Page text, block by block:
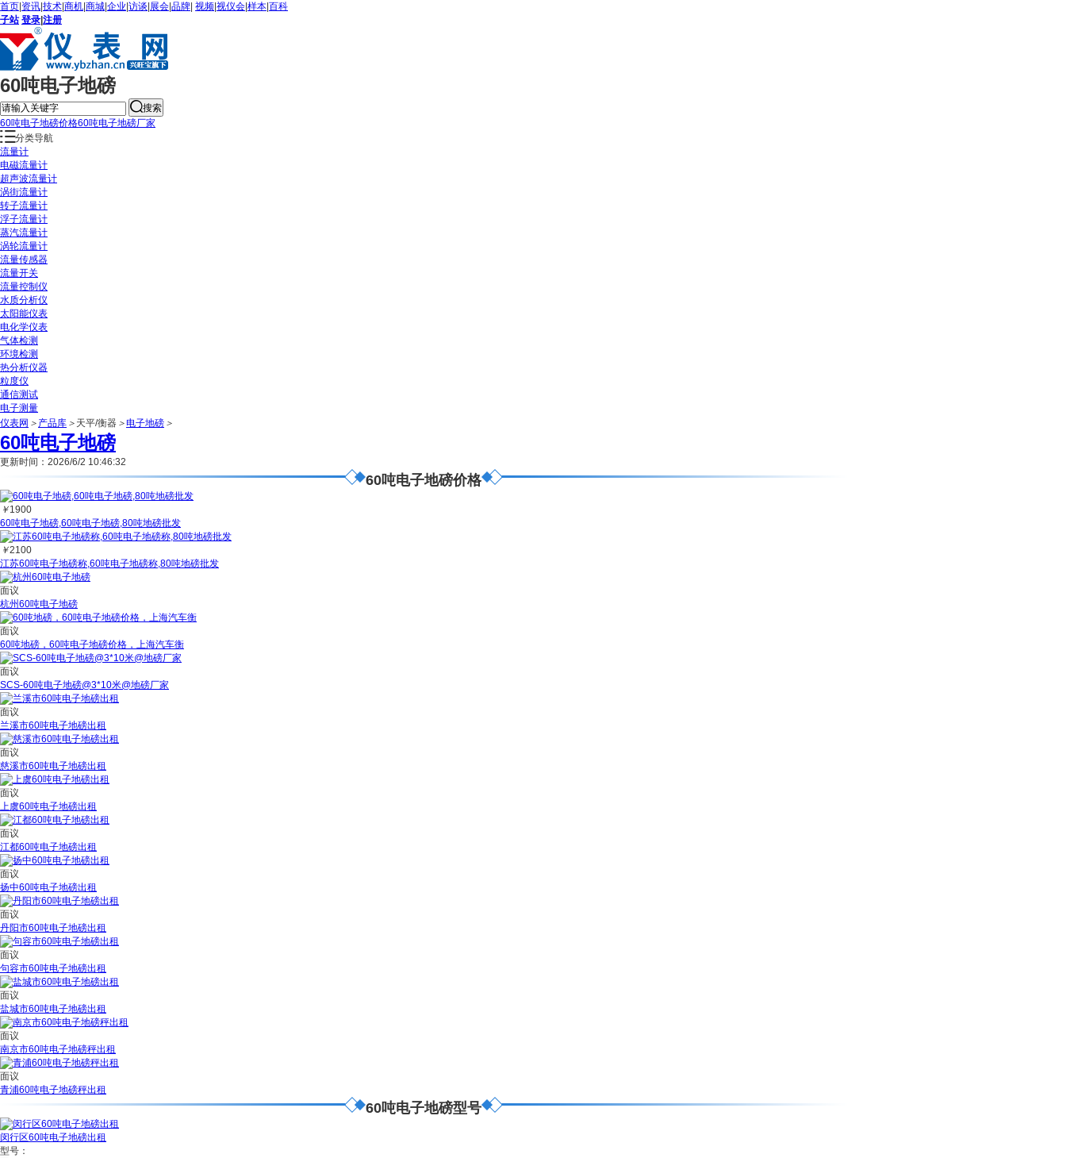
首页 资讯 技术 商机 商城 企业 访谈 展会 品牌 视频 视仪会 样本 百科
子站 登录 注册
60吨电子地磅
搜索
60吨电子地磅价格60吨电子地磅厂家
分类导航
流量计
电磁流量计
超声波流量计
涡街流量计
转子流量计
浮子流量计
蒸汽流量计
涡轮流量计
流量传感器
流量开关
流量控制仪
水质分析仪
太阳能仪表
电化学仪表
气体检测
环境检测
热分析仪器
粒度仪
通信测试
电子测量
仪表网 ＞ 产品库 ＞ 天平/衡器 ＞电子地磅 ＞
60吨电子地磅
更新时间：2026/6/2 10:46:32
60吨电子地磅价格
￥1900
60吨电子地磅,60吨电子地磅,80吨地磅批发
￥2100
江苏60吨电子地磅称,60吨电子地磅称,80吨地磅批发
面议
杭州60吨电子地磅
面议
60吨地磅，60吨电子地磅价格，上海汽车衡
面议
SCS-60吨电子地磅@3*10米@地磅厂家
面议
兰溪市60吨电子地磅出租
面议
慈溪市60吨电子地磅出租
面议
上虞60吨电子地磅出租
面议
江都60吨电子地磅出租
面议
扬中60吨电子地磅出租
面议
丹阳市60吨电子地磅出租
面议
句容市60吨电子地磅出租
面议
盐城市60吨电子地磅出租
面议
南京市60吨电子地磅秤出租
面议
青浦60吨电子地磅秤出租
60吨电子地磅型号
闵行区60吨电子地磅出租
型号：